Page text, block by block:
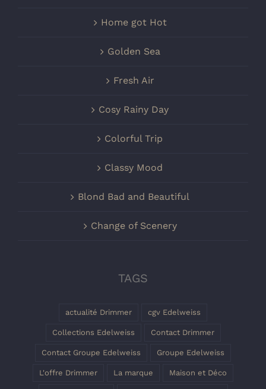
Home got Hot
Golden Sea
Fresh Air
Cosy Rainy Day
Colorful Trip
Classy Mood
Blond Bad and Beautiful
Change of Scenery
TAGS
actualité Drimmer cgv Edelweiss
Collections Edelweiss Contact Drimmer
Contact Groupe Edelweiss Groupe Edelweiss
L'offre Drimmer La marque Maison et Déco